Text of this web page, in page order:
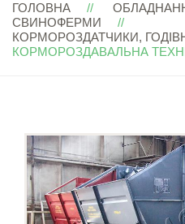
ГОЛОВНА
СВИНОФЕРМИ
КОРМОРОЗДАТЧИКИ,
КОРМОРОЗДАВАЛЬНА